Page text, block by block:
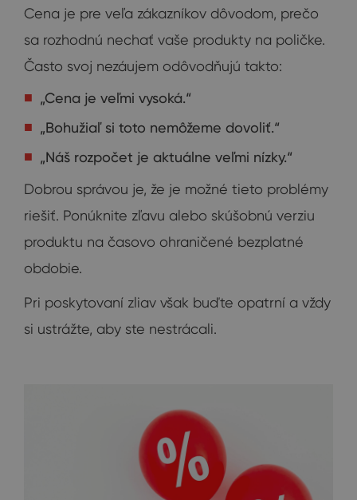
Cena je pre veľa zákazníkov dôvodom, prečo
sa rozhodnú nechať vaše produkty na poličke.
Často svoj nezáujem odôvodňujú takto:
„Cena je veľmi vysoká.“
„Bohužiaľ si toto nemôžeme dovoliť.“
„Náš rozpočet je aktuálne veľmi nízky.“
Dobrou správou je, že je možné tieto problémy
riešiť. Ponúknite zľavu alebo skúšobnú verziu
produktu na časovo ohraničené bezplatné
obdobie.
Pri poskytovaní zliav však buďte opatrní a vždy
si ustrážte, aby ste nestrácali.